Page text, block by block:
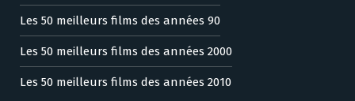
Les 50 meilleurs films des années 90
Les 50 meilleurs films des années 2000
Les 50 meilleurs films des années 2010